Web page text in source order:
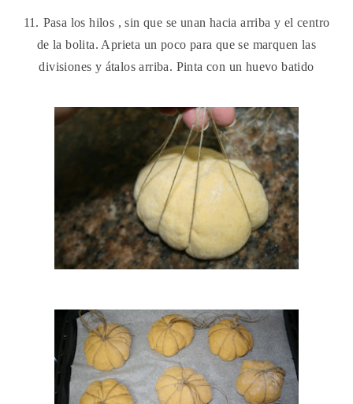
11. Pasa los hilos , sin que se unan hacia arriba y el centro
de la bolita. Aprieta un poco para que se marquen las
divisiones y átalos arriba. Pinta con un huevo batido